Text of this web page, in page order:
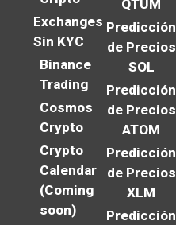
Exchanges
Sin KYC
Binance
Trading
Cosmos
Crypto
Crypto
Calendar
(Coming
soon)
QTUM
Predicción
de Precios
SOL
Predicción
de Precios
ATOM
Predicción
de Precios
XLM
Predicción